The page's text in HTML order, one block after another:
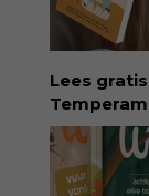
begrijpen
en
ditmar/
Lees
van
aan kennis